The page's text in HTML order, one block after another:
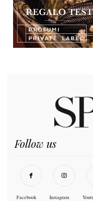
Follow us
Facebook Instagram